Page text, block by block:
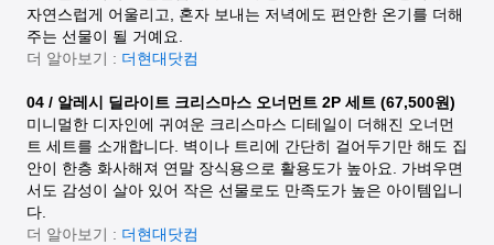
자연스럽게 어울리고, 혼자 보내는 저녁에도 편안한 온기를 더해
주는 선물이 될 거예요.
더 알아보기 : 더현대닷컴
04 / 알레시 딜라이트 크리스마스 오너먼트 2P 세트 (67,500원)
미니멀한 디자인에 귀여운 크리스마스 디테일이 더해진 오너먼
트 세트를 소개합니다. 벽이나 트리에 간단히 걸어두기만 해도 집
안이 한층 화사해져 연말 장식용으로 활용도가 높아요. 가벼우면
서도 감성이 살아 있어 작은 선물로도 만족도가 높은 아이템입니
다.
더 알아보기 : 더현대닷컴